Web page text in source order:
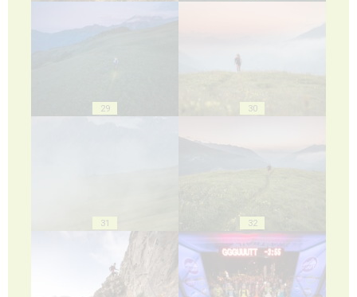
29 30
31 32